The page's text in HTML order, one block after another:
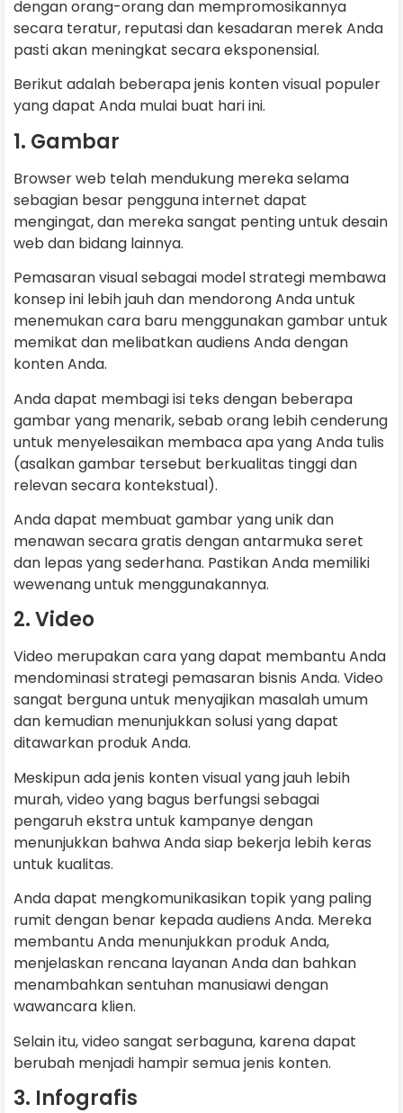
dengan orang-orang dan mempromosikannya
secara teratur, reputasi dan kesadaran merek Anda
pasti akan meningkat secara eksponensial.
Berikut adalah beberapa jenis konten visual populer
yang dapat Anda mulai buat hari ini.
1. Gambar
Browser web telah mendukung mereka selama
sebagian besar pengguna internet dapat
mengingat, dan mereka sangat penting untuk desain
web dan bidang lainnya.
Pemasaran visual sebagai model strategi membawa
konsep ini lebih jauh dan mendorong Anda untuk
menemukan cara baru menggunakan gambar untuk
memikat dan melibatkan audiens Anda dengan
konten Anda.
Anda dapat membagi isi teks dengan beberapa
gambar yang menarik, sebab orang lebih cenderung
untuk menyelesaikan membaca apa yang Anda tulis
(asalkan gambar tersebut berkualitas tinggi dan
relevan secara kontekstual).
Anda dapat membuat gambar yang unik dan
menawan secara gratis dengan antarmuka seret
dan lepas yang sederhana. Pastikan Anda memiliki
wewenang untuk menggunakannya.
2. Video
Video merupakan cara yang dapat membantu Anda
mendominasi strategi pemasaran bisnis Anda. Video
sangat berguna untuk menyajikan masalah umum
dan kemudian menunjukkan solusi yang dapat
ditawarkan produk Anda.
Meskipun ada jenis konten visual yang jauh lebih
murah, video yang bagus berfungsi sebagai
pengaruh ekstra untuk kampanye dengan
menunjukkan bahwa Anda siap bekerja lebih keras
untuk kualitas.
Anda dapat mengkomunikasikan topik yang paling
rumit dengan benar kepada audiens Anda. Mereka
membantu Anda menunjukkan produk Anda,
menjelaskan rencana layanan Anda dan bahkan
menambahkan sentuhan manusiawi dengan
wawancara klien.
Selain itu, video sangat serbaguna, karena dapat
berubah menjadi hampir semua jenis konten.
3. Infografis